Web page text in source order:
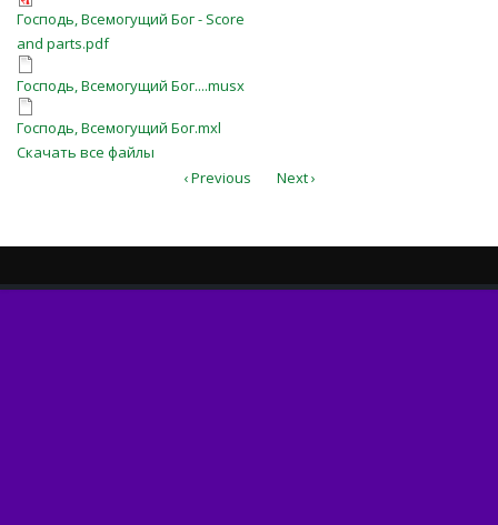
Господь, Всемогущий Бог - Score
and parts.pdf
Господь, Всемогущий Бог - Score
and parts.pdf
Господь, Всемогущий Бог....musx
Господь, Всемогущий Бог....musx
Господь, Всемогущий Бог.mxl
Господь, Всемогущий Бог.mxl
Скачать все файлы
‹ Previous
Next ›